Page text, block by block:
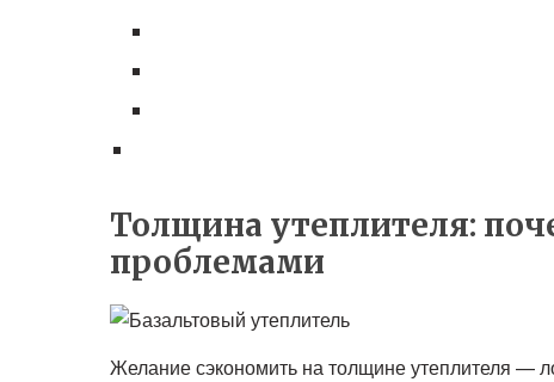
Толщина утеплителя:
проблемами
Желание сэкономить на толщине утеплителя —